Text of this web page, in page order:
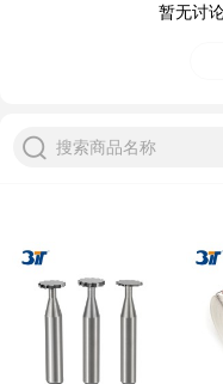
暂无讨
搜索商品名称